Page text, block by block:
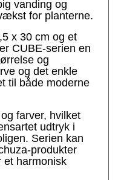
vanding og
for planterne.
x 30 cm og et
CUBE-serien en
og
og det enkle
til både moderne
farver, hvilket
udtryk i
Serien kan
produkter
et harmonisk